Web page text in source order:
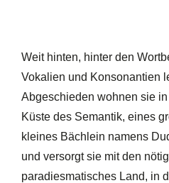
Weit hinten, hinter den
Vokalien und Konsonantien
Abgeschieden wohnen sie
Küste des Semantik, eines
kleines Bächlein namens
und versorgt sie mit den
paradiesmatisches Land, in